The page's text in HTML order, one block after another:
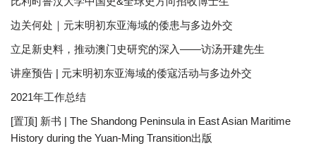
边关何处｜元末明初东亚海域的倭患与多边外交
立足新史料，推动澳门史研究的深入——访汤开建先生
讲座预告 | 元末明初东亚海域的倭寇活动与多边外交
2021年工作总结
[置顶] 新书 | The Shandong Peninsula in East Asian Maritime
History during the Yuan-Ming Transition出版